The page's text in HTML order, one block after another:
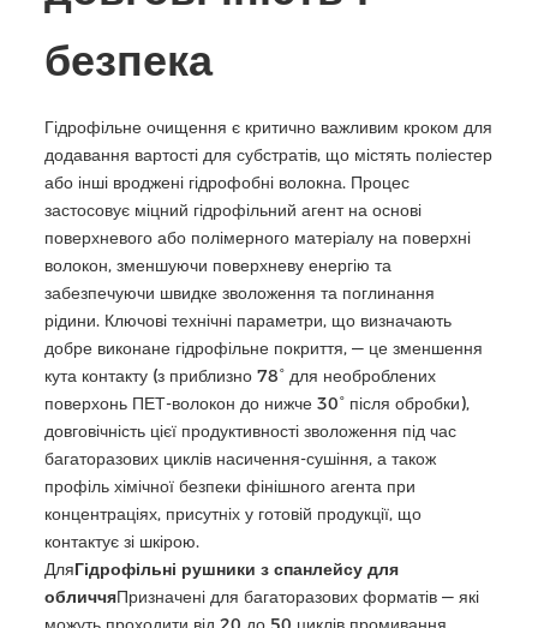
безпека
Гідрофільне очищення є критично важливим кроком для
додавання вартості для субстратів, що містять поліестер
або інші вроджені гідрофобні волокна. Процес
застосовує міцний гідрофільний агент на основі
поверхневого або полімерного матеріалу на поверхні
волокон, зменшуючи поверхневу енергію та
забезпечуючи швидке зволоження та поглинання
рідини. Ключові технічні параметри, що визначають
добре виконане гідрофільне покриття, — це зменшення
кута контакту (з приблизно 78° для необроблених
поверхонь ПЕТ-волокон до нижче 30° після обробки),
довговічність цієї продуктивності зволоження під час
багаторазових циклів насичення-сушіння, а також
профіль хімічної безпеки фінішного агента при
концентраціях, присутніх у готовій продукції, що
контактує зі шкірою.
ДляГідрофільні рушники з спанлейсу для
обличчяПризначені для багаторазових форматів — які